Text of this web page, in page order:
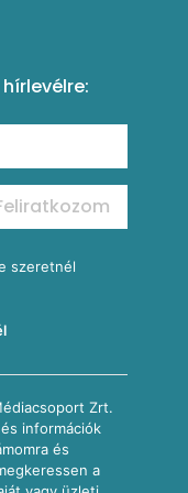
szeretnél
Zrt.
információk
és
a